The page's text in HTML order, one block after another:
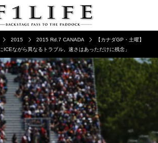
2015 2015 Rd.7 CANADA
【カナダGP・土曜】
ICEながら異なるトラブル。速さはあっただけに残念」